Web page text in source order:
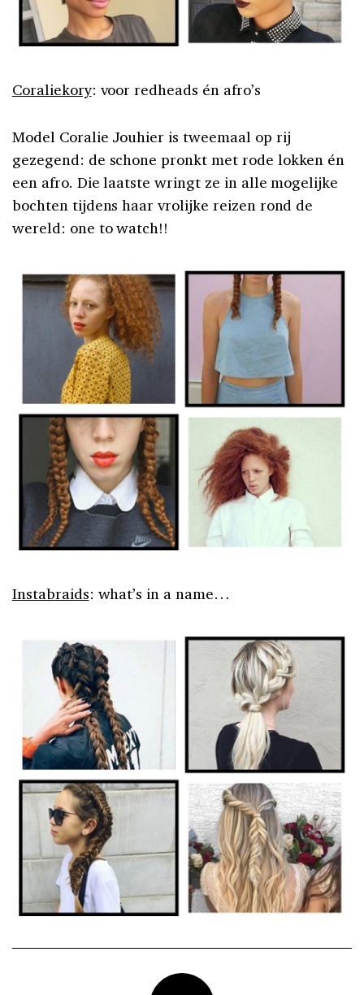
Coraliekory: voor redheads én afro’s
Model Coralie Jouhier is tweemaal op rij
gezegend: de schone pronkt met rode lokken én
een afro. Die laatste wringt ze in alle mogelijke
bochten tijdens haar vrolijke reizen rond de
wereld: one to watch!!
Instabraids: what’s in a name…